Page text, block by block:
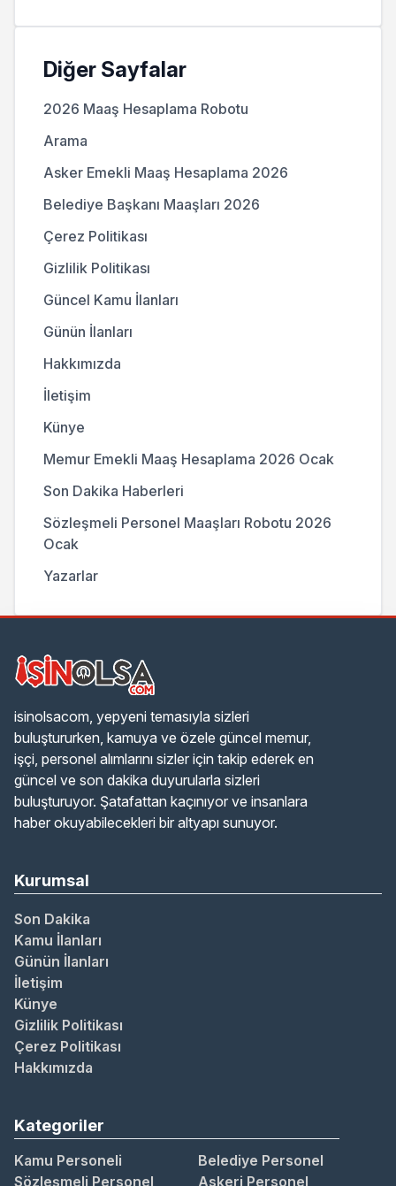
Diğer Sayfalar
2026 Maaş Hesaplama Robotu
Arama
Asker Emekli Maaş Hesaplama 2026
Belediye Başkanı Maaşları 2026
Çerez Politikası
Gizlilik Politikası
Güncel Kamu İlanları
Günün İlanları
Hakkımızda
İletişim
Künye
Memur Emekli Maaş Hesaplama 2026 Ocak
Son Dakika Haberleri
Sözleşmeli Personel Maaşları Robotu 2026
Ocak
Yazarlar
isinolsacom, yepyeni temasıyla sizleri
buluştururken, kamuya ve özele güncel memur,
işçi, personel alımlarını sizler için takip ederek en
güncel ve son dakika duyurularla sizleri
buluşturuyor. Şatafattan kaçınıyor ve insanlara
haber okuyabilecekleri bir altyapı sunuyor.
Kurumsal
Son Dakika
Kamu İlanları
Günün İlanları
İletişim
Künye
Gizlilik Politikası
Çerez Politikası
Hakkımızda
Kategoriler
Kamu Personeli
Belediye Personel
Sözleşmeli Personel
Askeri Personel